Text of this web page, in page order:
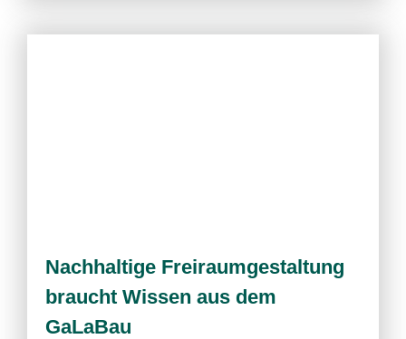
Nachhaltige Freiraumgestaltung
braucht Wissen aus dem
GaLaBau